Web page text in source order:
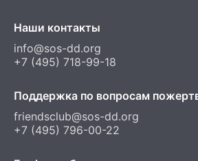
Наши контакты
info@sos-dd.org
+7 (495) 718-99-18
Поддержка по вопросам
friendsclub@sos-dd.org
+7 (495) 796-00-22